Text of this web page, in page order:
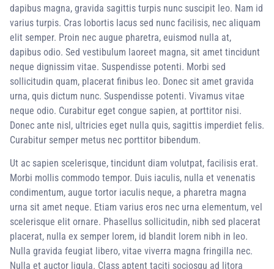
dapibus magna, gravida sagittis turpis nunc suscipit leo. Nam id
varius turpis. Cras lobortis lacus sed nunc facilisis, nec aliquam
elit semper. Proin nec augue pharetra, euismod nulla at,
dapibus odio. Sed vestibulum laoreet magna, sit amet tincidunt
neque dignissim vitae. Suspendisse potenti. Morbi sed
sollicitudin quam, placerat finibus leo. Donec sit amet gravida
urna, quis dictum nunc. Suspendisse potenti. Vivamus vitae
neque odio. Curabitur eget congue sapien, at porttitor nisi.
Donec ante nisl, ultricies eget nulla quis, sagittis imperdiet felis.
Curabitur semper metus nec porttitor bibendum.
Ut ac sapien scelerisque, tincidunt diam volutpat, facilisis erat.
Morbi mollis commodo tempor. Duis iaculis, nulla et venenatis
condimentum, augue tortor iaculis neque, a pharetra magna
urna sit amet neque. Etiam varius eros nec urna elementum, vel
scelerisque elit ornare. Phasellus sollicitudin, nibh sed placerat
placerat, nulla ex semper lorem, id blandit lorem nibh in leo.
Nulla gravida feugiat libero, vitae viverra magna fringilla nec.
Nulla et auctor ligula. Class aptent taciti sociosqu ad litora